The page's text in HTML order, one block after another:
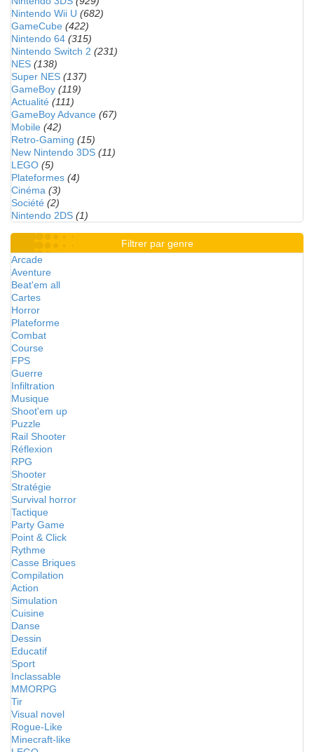
Nintendo Wii U (682)
GameCube (422)
Nintendo 64 (315)
Nintendo Switch 2 (231)
NES (138)
Super NES (137)
GameBoy (119)
Actualité (111)
GameBoy Advance (67)
Mobile (42)
Retro-Gaming (15)
New Nintendo 3DS (11)
LEGO (5)
Plateformes (4)
Cinéma (3)
Société (2)
Nintendo 2DS (1)
Filtrer par genre
Arcade
Aventure
Beat'em all
Cartes
Horror
Plateforme
Combat
Course
FPS
Guerre
Infiltration
Musique
Shoot'em up
Puzzle
Rail Shooter
Réflexion
RPG
Shooter
Stratégie
Survival horror
Tactique
Party Game
Point & Click
Rythme
Casse Briques
Compilation
Action
Simulation
Cuisine
Danse
Dessin
Educatif
Sport
Inclassable
MMORPG
Tir
Visual novel
Rogue-Like
Minecraft-like